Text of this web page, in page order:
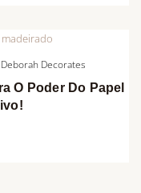
Deborah Decorates
O Poder Do Papel